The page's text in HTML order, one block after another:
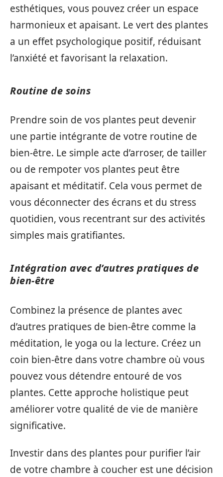
esthétiques, vous pouvez créer un espace
harmonieux et apaisant. Le vert des plantes
a un effet psychologique positif, réduisant
l’anxiété et favorisant la relaxation.
Routine de soins
Prendre soin de vos plantes peut devenir
une partie intégrante de votre routine de
bien-être. Le simple acte d’arroser, de tailler
ou de rempoter vos plantes peut être
apaisant et méditatif. Cela vous permet de
vous déconnecter des écrans et du stress
quotidien, vous recentrant sur des activités
simples mais gratifiantes.
Intégration avec d’autres pratiques de
bien-être
Combinez la présence de plantes avec
d’autres pratiques de bien-être comme la
méditation, le yoga ou la lecture. Créez un
coin bien-être dans votre chambre où vous
pouvez vous détendre entouré de vos
plantes. Cette approche holistique peut
améliorer votre qualité de vie de manière
significative.
Investir dans des plantes pour purifier l’air
de votre chambre à coucher est une décision